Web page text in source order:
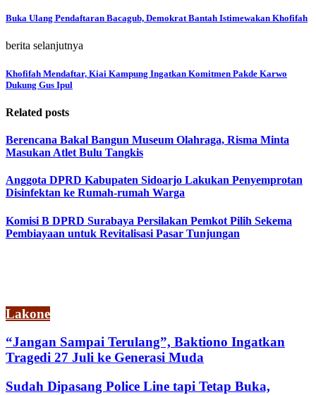
Buka Ulang Pendaftaran Bacagub, Demokrat Bantah Istimewakan Khofifah
berita selanjutnya
Khofifah Mendaftar, Kiai Kampung Ingatkan Komitmen Pakde Karwo
Dukung Gus Ipul
Related posts
Berencana Bakal Bangun Museum Olahraga, Risma Minta
Masukan Atlet Bulu Tangkis
Anggota DPRD Kabupaten Sidoarjo Lakukan Penyemprotan
Disinfektan ke Rumah-rumah Warga
Komisi B DPRD Surabaya Persilakan Pemkot Pilih Sekema
Pembiayaan untuk Revitalisasi Pasar Tunjungan
Lakone
“Jangan Sampai Terulang”, Baktiono Ingatkan
Tragedi 27 Juli ke Generasi Muda
Sudah Dipasang Police Line tapi Tetap Buka,